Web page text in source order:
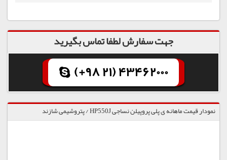
جهت سفارش لطفا تماس بگیرید
(+98 21) 43462000
نمودار قیمت ماهانه ی پلی پروپیلن نساجی HP550J / پتروشیمی شازند